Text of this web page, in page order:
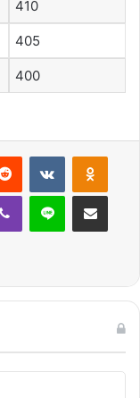
410
405
400
Reddit VKontakte
Viber Line E-Posta ile